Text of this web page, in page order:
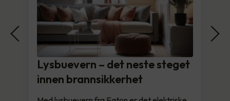
Lysbuevern – det neste steget
innen brannsikkerhet